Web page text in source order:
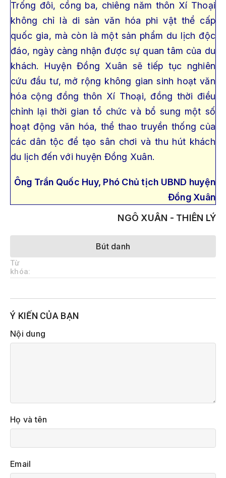
Trống đôi, cồng ba, chiêng năm thôn Xí Thoại
không chỉ là di sản văn hóa phi vật thể cấp
quốc gia, mà còn là một sản phẩm du lịch độc
đáo, ngày càng nhận được sự quan tâm của du
khách. Huyện Đồng Xuân sẽ tiếp tục nghiên
cứu đầu tư, mở rộng không gian sinh hoạt văn
hóa cộng đồng thôn Xí Thoại, đồng thời điều
chỉnh lại thời gian tổ chức và bổ sung một số
hoạt động văn hóa, thể thao truyền thống của
các dân tộc để tạo sân chơi và thu hút khách
du lịch đến với huyện Đồng Xuân.
Ông Trần Quốc Huy, Phó Chủ tịch UBND huyện
Đồng Xuân
NGÔ XUÂN - THIÊN LÝ
Bút danh
Từ
khóa:
Ý KIẾN CỦA BẠN
Nội dung
Họ và tên
Email